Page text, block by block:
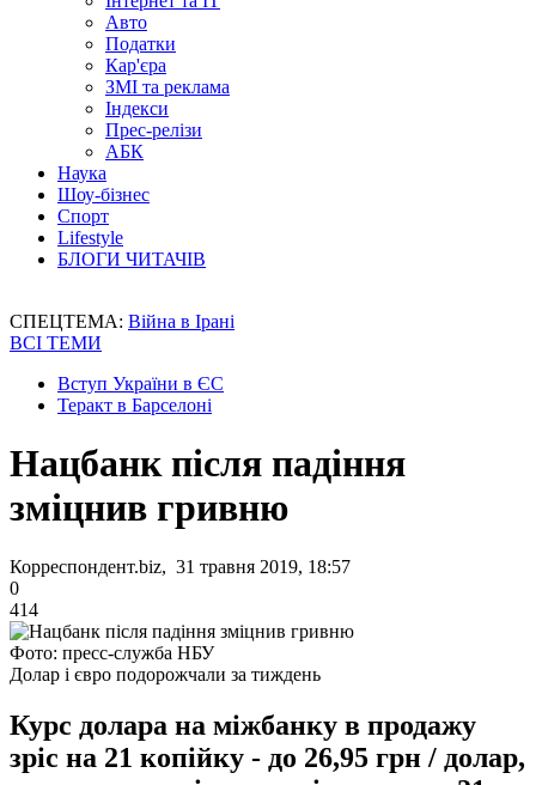
Авто
Податки
Кар'єра
ЗМІ та реклама
Індекси
Прес-релізи
АБК
Наука
Шоу-бізнес
Спорт
Lifestyle
БЛОГИ ЧИТАЧІВ
СПЕЦТЕМА: Війна в Ірані
ВСІ ТЕМИ
Вступ України в ЄС
Теракт в Барселоні
Нацбанк після падіння
зміцнив гривню
Корреспондент.biz, 31 травня 2019, 18:57
0
414
Фото: пресс-служба НБУ
Долар і євро подорожчали за тиждень
Курс долара на міжбанку в продажу
зріс на 21 копійку - до 26,95 грн / долар,